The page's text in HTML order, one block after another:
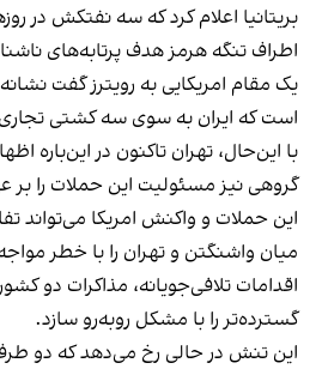
بریتانیا اعلام کرد که سه نفتکش در
اطراف تنگه هرمز هدف پرتابه‌های
یک مقام امریکایی به رویترز گفت
است که ایران به سوی سه کشتی
با این‌حال، تهران تاکنون در این‌باره
گروهی نیز مسئولیت این حملات را بر
این حملات و واکنش امریکا می‌تواند
میان واشنگتن و تهران را با خطر
اقدامات تلافی‌جویانه، مذاکرات دو
گسترده‌تر را با مشکل روبه‌رو سازد.
این تنش در حالی رخ می‌دهد که دو